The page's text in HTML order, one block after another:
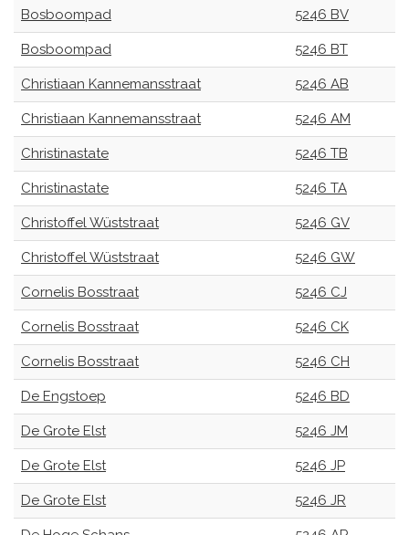
Bosboompad 5246 BV
Bosboompad 5246 BT
Christiaan Kannemansstraat 5246 AB
Christiaan Kannemansstraat 5246 AM
Christinastate 5246 TB
Christinastate 5246 TA
Christoffel Wüststraat 5246 GV
Christoffel Wüststraat 5246 GW
Cornelis Bosstraat 5246 CJ
Cornelis Bosstraat 5246 CK
Cornelis Bosstraat 5246 CH
De Engstoep 5246 BD
De Grote Elst 5246 JM
De Grote Elst 5246 JP
De Grote Elst 5246 JR